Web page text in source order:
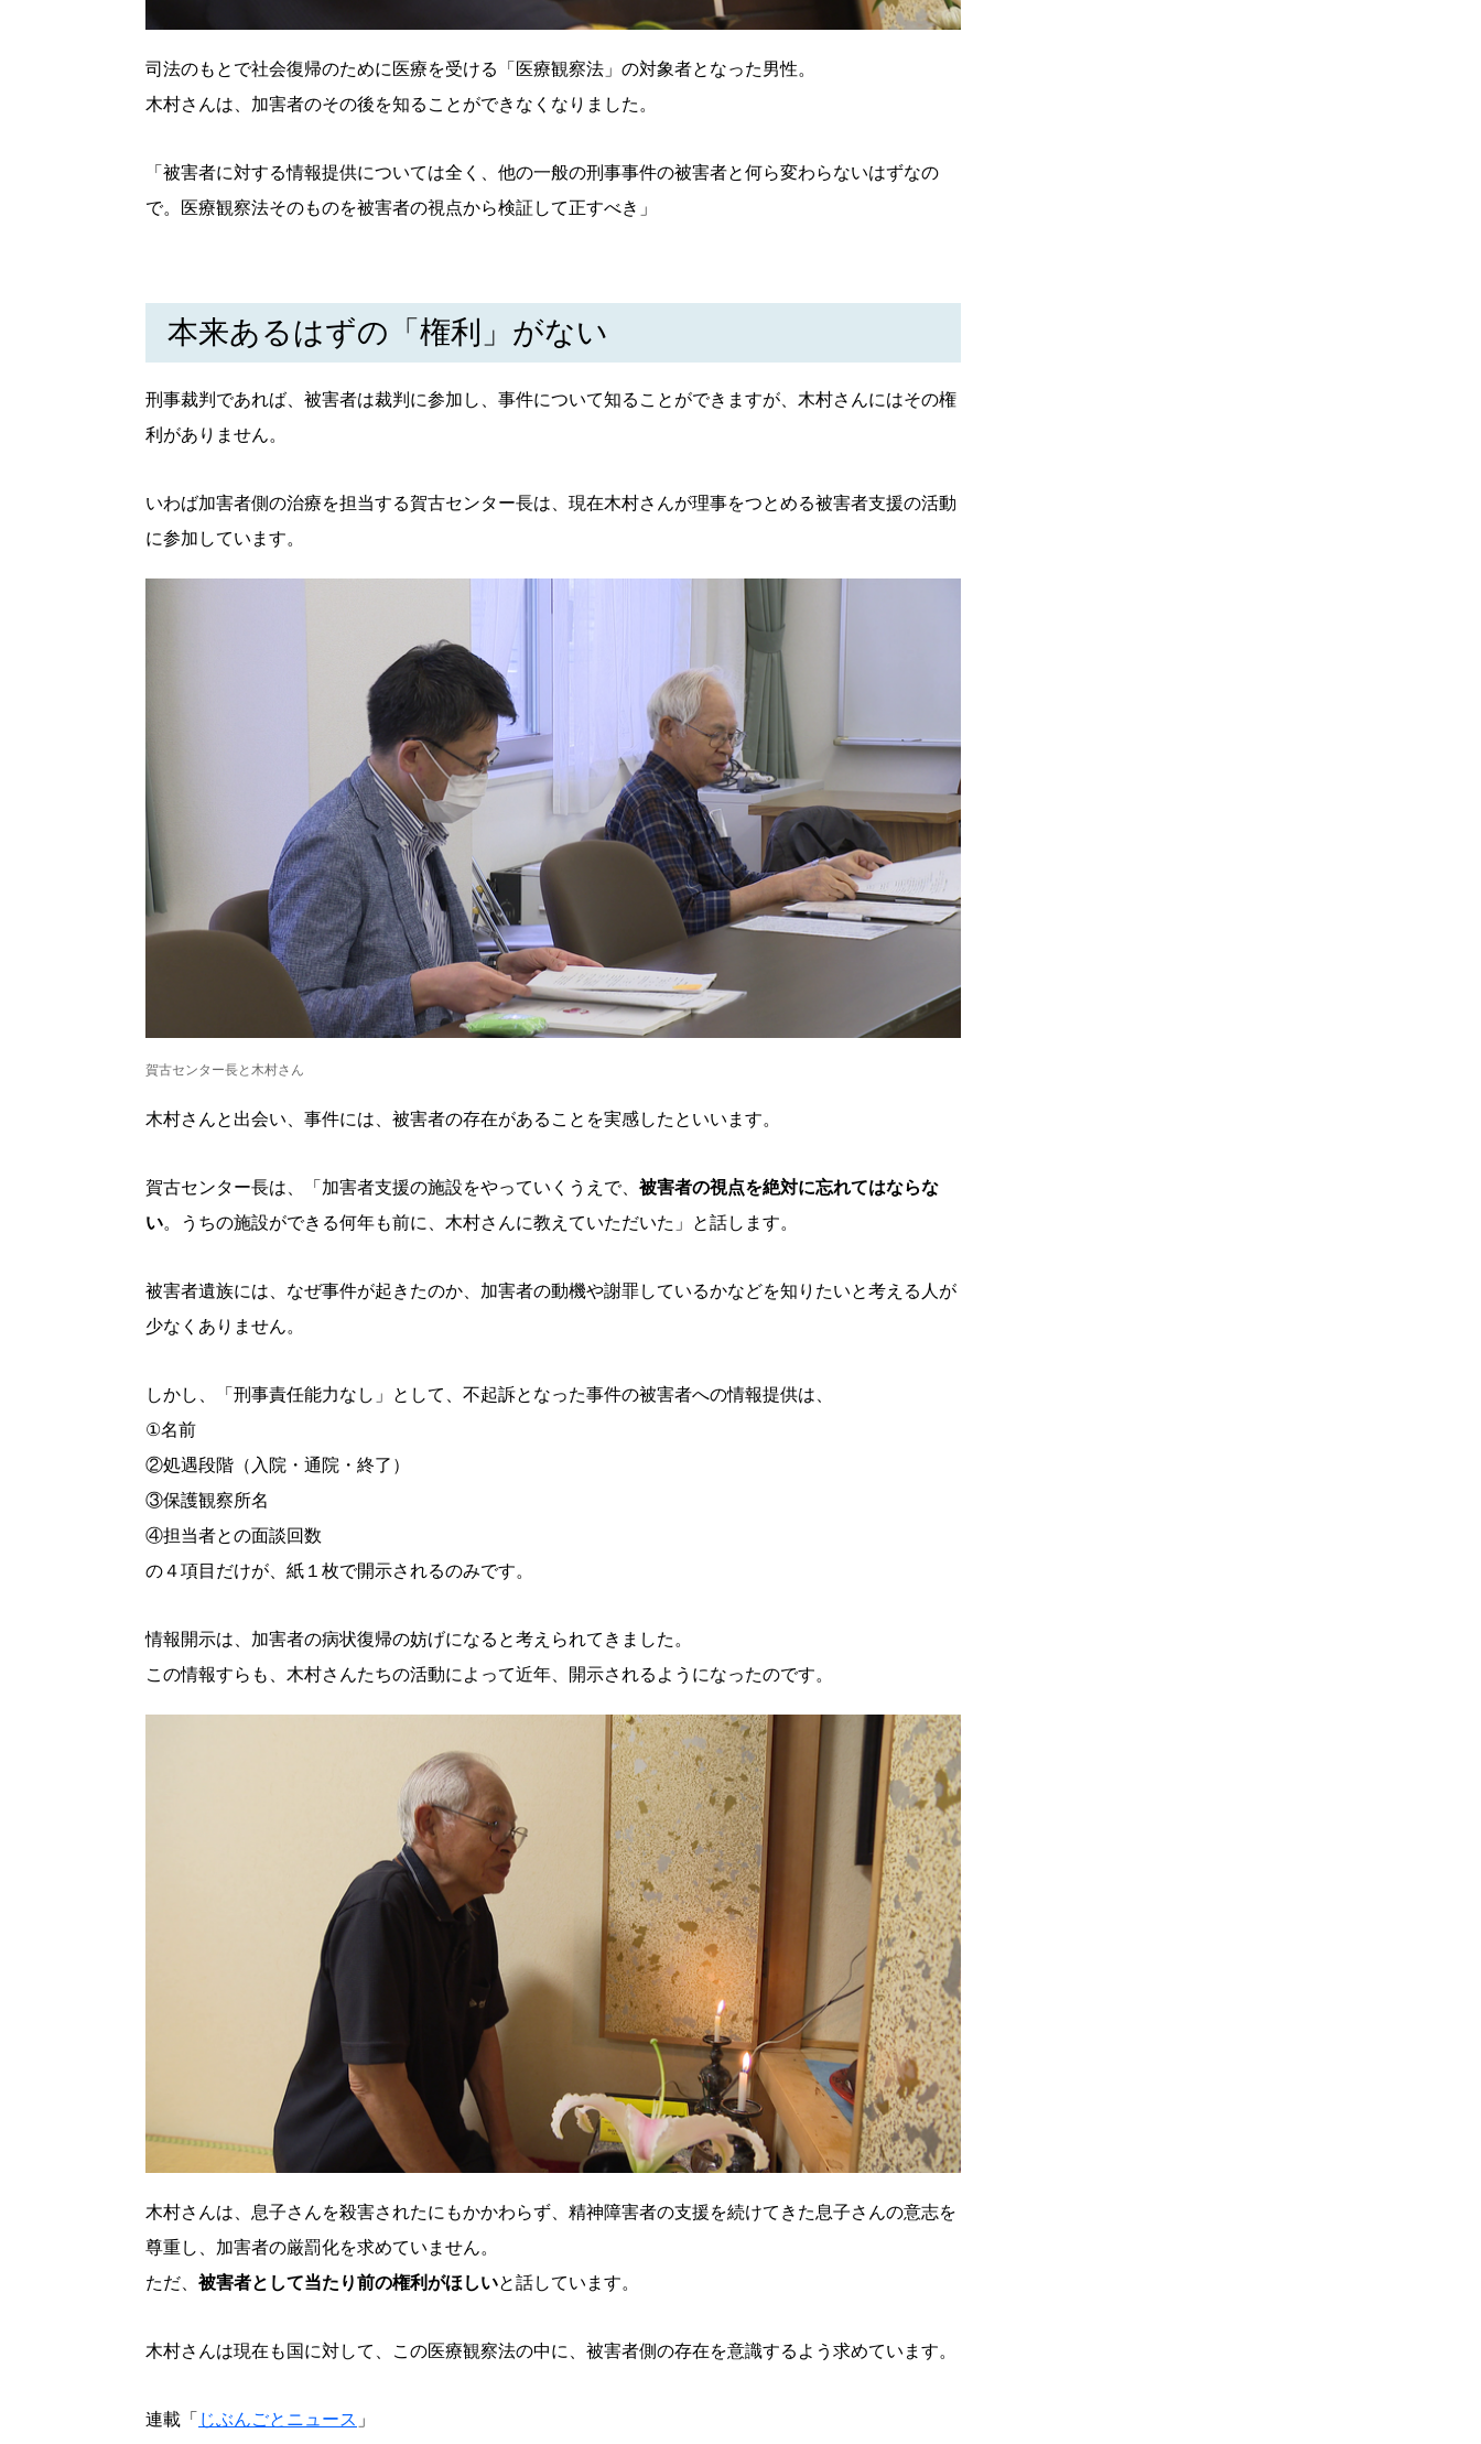
北海道で暮らす、あなたとつくる、
明日への”きっかけ”WEBマガジン
パートナーメディア Sitakkeパートナー
閉じる
CATEGORY
LOCAL
ローカルエリア
KEYWORD
司法のもとで社会復帰のために医療を受ける「医療観察法」の対象者となった男性。
木村さんは、加害者のその後を知ることができなくなりました。
「被害者に対する情報提供については全く、他の一般の刑事事件の被害者と何ら変わらないはずなの
で。医療観察法そのものを被害者の視点から検証して正すべき」
本来あるはずの「権利」がない
刑事裁判であれば、被害者は裁判に参加し、事件について知ることができますが、木村さんにはその権
利がありません。
いわば加害者側の治療を担当する賀古センター長は、現在木村さんが理事をつとめる被害者支援の活動
に参加しています。
賀古センター長と木村さん
木村さんと出会い、事件には、被害者の存在があることを実感したといいます。
賀古センター長は、「加害者支援の施設をやっていくうえで、 被害者の視点を絶対に忘れてはならな
い。うちの施設ができる何年も前に、木村さんに教えていただいた」と話します。
被害者遺族には、なぜ事件が起きたのか、加害者の動機や謝罪しているかなどを知りたいと考える人が
少なくありません。
しかし、「刑事責任能力なし」として、不起訴となった事件の被害者への情報提供は、
①名前
②処遇段階（入院・通院・終了）
③保護観察所名
④担当者との面談回数
の４項目だけが、紙１枚で開示されるのみです。
情報開示は、加害者の病状復帰の妨げになると考えられてきました。
この情報すらも、木村さんたちの活動によって近年、開示されるようになったのです。
木村さんは、息子さんを殺害されたにもかかわらず、精神障害者の支援を続けてきた息子さんの意志を
尊重し、加害者の厳罰化を求めていません。
ただ、 被害者として当たり前の権利がほしいと話しています。
木村さんは現在も国に対して、この医療観察法の中に、被害者側の存在を意識するよう求めています。
連載「 じぶんごとニュース 」